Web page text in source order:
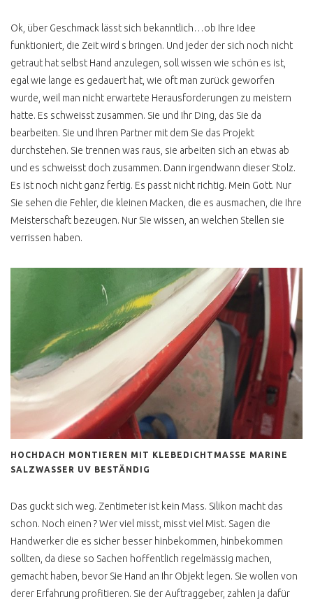
TOTAL VERROSTET DOCH
GEKAUFT
T4 UNTERBODEN OK ?
UNTERBODENSCHUTZ
T4 RESTAURATION
MANGELHAFT
T4 STRAHLEN PER EIS
T4 KONSERVIEREN MIT
MIKE SANDERS
ERHALTEN
T4 2.4 D WESTFALIA TOP
T4 HIGH SCORER
H KENNZEICHEN T4
T4 ONLINE BERATUNG
T4 WERTANLAGE
T4 DIY CAMPER AUSBAU
T4 KAUFPREIS
T4 TECHNISCHE
VERBESSERUNGEN
T4 AUTOMATIKGETRIEBE
INSTAND SETZEN
GPS ORTUNG EINBAU
Ok, über Geschmack lässt sich bekanntlich…ob Ihre Idee
funktioniert, die Zeit wird s bringen. Und jeder der sich noch nicht
getraut hat selbst Hand anzulegen, soll wissen wie schön es ist,
egal wie lange es gedauert hat, wie oft man zurück geworfen
wurde, weil man nicht erwartete Herausforderungen zu meistern
hatte. Es schweisst zusammen. Sie und Ihr Ding, das Sie da
bearbeiten. Sie und Ihren Partner mit dem Sie das Projekt
durchstehen. Sie trennen was raus, sie arbeiten sich an etwas ab
und es schweisst doch zusammen. Dann irgendwann dieser Stolz.
Es ist noch nicht ganz fertig. Es passt nicht richtig. Mein Gott. Nur
Sie sehen die Fehler, die kleinen Macken, die es ausmachen, die Ihre
Meisterschaft bezeugen. Nur Sie wissen, an welchen Stellen sie
verrissen haben.
HOCHDACH MONTIEREN MIT KLEBEDICHTMASSE MARINE
SALZWASSER UV BESTÄNDIG
Das guckt sich weg. Zentimeter ist kein Mass. Silikon macht das
schon. Noch einen ? Wer viel misst, misst viel Mist. Sagen die
Handwerker die es sicher besser hinbekommen, hinbekommen
sollten, da diese so Sachen hoffentlich regelmässig machen,
gemacht haben, bevor Sie Hand an Ihr Objekt legen. Sie wollen von
derer Erfahrung profitieren. Sie der Auftraggeber, zahlen ja dafür